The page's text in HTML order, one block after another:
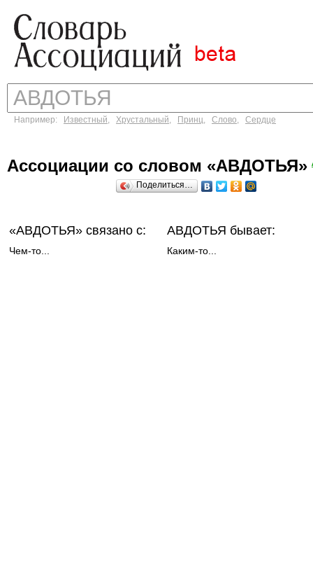
Например: Известный, Хрустальный, Принц, Слово, Сердце
Ассоциации со словом «АВДОТЬЯ»
Поделиться…
«АВДОТЬЯ» связано с:
Чем-то...
АВДОТЬЯ бывает:
Каким-то...